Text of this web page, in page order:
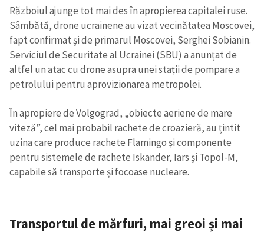
Războiul ajunge tot mai des în apropierea capitalei ruse.
Sâmbătă, drone ucrainene au vizat vecinătatea Moscovei,
fapt confirmat și de primarul Moscovei, Serghei Sobianin.
Serviciul de Securitate al Ucrainei (SBU) a anunțat de
altfel un atac cu drone asupra unei stații de pompare a
petrolului pentru aprovizionarea metropolei.
În apropiere de Volgograd, „obiecte aeriene de mare
viteză”, cel mai probabil rachete de croazieră, au țintit
uzina care produce rachete Flamingo și componente
pentru sistemele de rachete Iskander, Iars și Topol-M,
capabile să transporte și focoase nucleare.
Transportul de mărfuri, mai greoi și mai